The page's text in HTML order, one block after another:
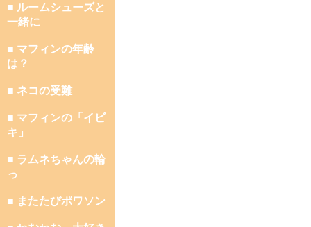
■ ルームシューズと
一緒に
■ マフィンの年齢
は？
■ ネコの受難
■ マフィンの「イビ
キ」
■ ラムネちゃんの輪
っ
■ またたびポワソン